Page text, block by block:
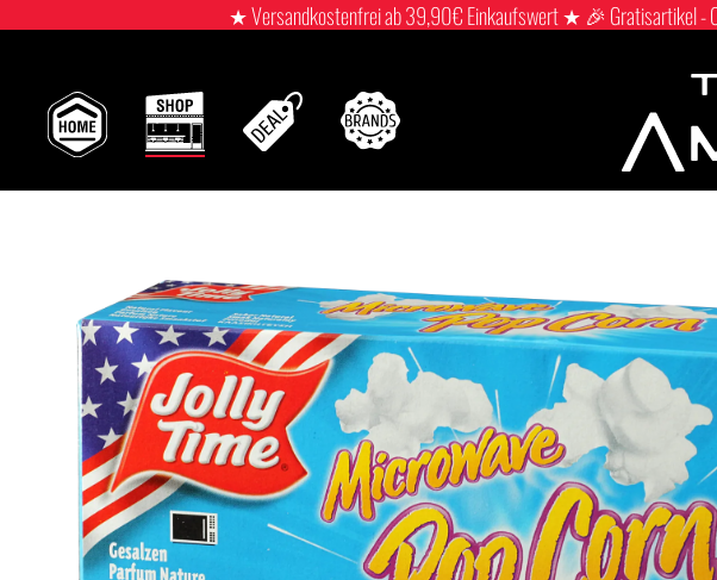
★ Versandkostenfrei ab 39,90€ Einkaufswert ★ 🎉 Gratisartikel -